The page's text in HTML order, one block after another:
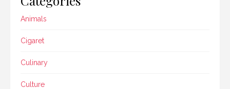
Animals
Cigaret
Culinary
Culture